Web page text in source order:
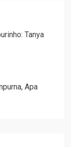
Tanya
Apa